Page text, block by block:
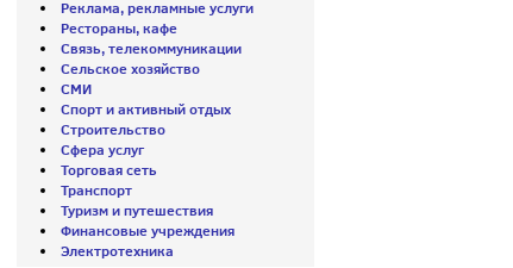
Реклама, рекламные услуги
Рестораны, кафе
Связь, телекоммуникации
Сельское хозяйство
СМИ
Спорт и активный отдых
Строительство
Сфера услуг
Торговая сеть
Транспорт
Туризм и путешествия
Финансовые учреждения
Электротехника